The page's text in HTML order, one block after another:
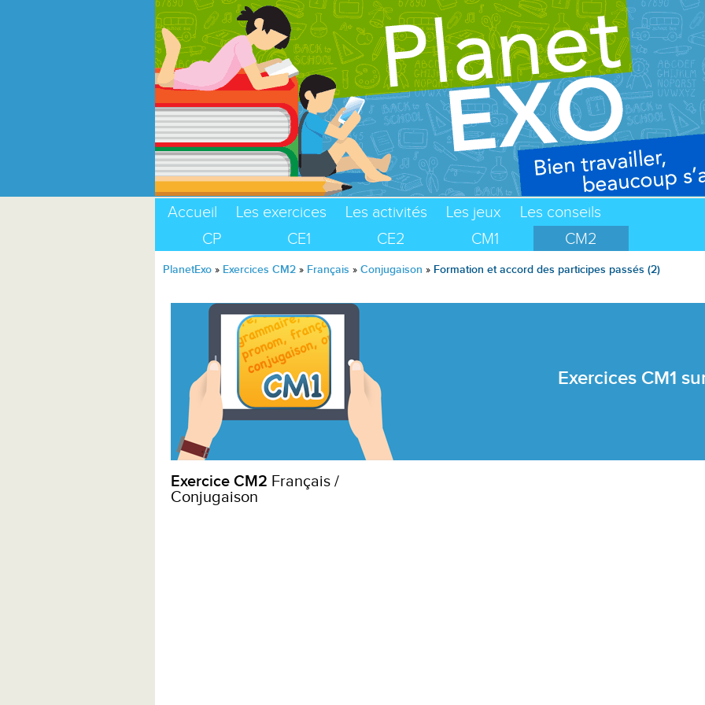
Accueil Les exercices Les activités Les jeux
Les conseils
CP
CE1 CE2 CM1 CM2
PlanetExo » Exercices CM2 » Français » Conjugaison » Formation et accord des participes passés (2)
Exercices CM1
Exercice CM2 Français /
Conjugaison